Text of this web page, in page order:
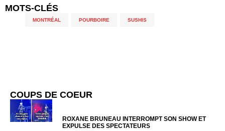
MOTS-CLÉS
MONTRÉAL POURBOIRE SUSHIS
COUPS DE COEUR
ROXANE BRUNEAU INTERROMPT SON SHOW ET
EXPULSE DES SPECTATEURS